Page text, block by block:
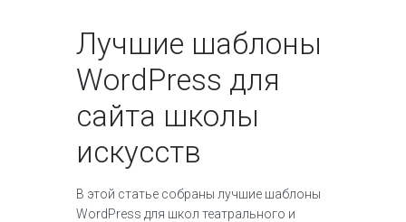
Лучшие шаблоны
WordPress для
сайта школы
искусств
В этой статье собраны лучшие шаблоны
WordPress для школ театрального и